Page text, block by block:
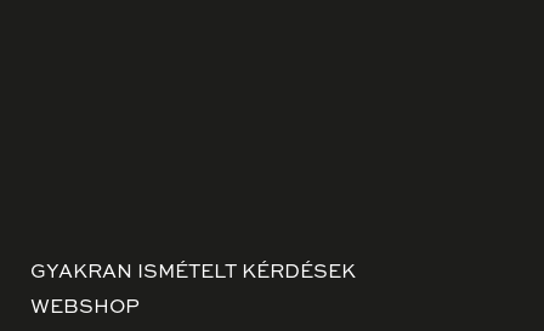
GYAKRAN ISMÉTELT KÉRDÉSEK
WEBSHOP